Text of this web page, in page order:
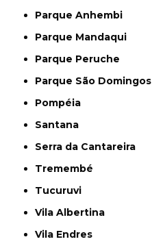
Parque Anhembi
Parque Mandaqui
Parque Peruche
Parque São Domingos
Pompéia
Santana
Serra da Cantareira
Tremembé
Tucuruvi
Vila Albertina
Vila Endres